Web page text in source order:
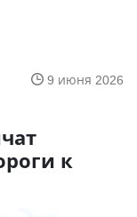
9 июня 2026
к